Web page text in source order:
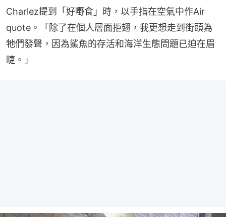
Charlez提到「好嘢食」時，以手指在空氣中作Air
quote。「除了在個人層面拒翅，我更想走到街頭為
牠們發聲，因為鯊魚的存活和海洋生態問題已迫在眉
睫。」